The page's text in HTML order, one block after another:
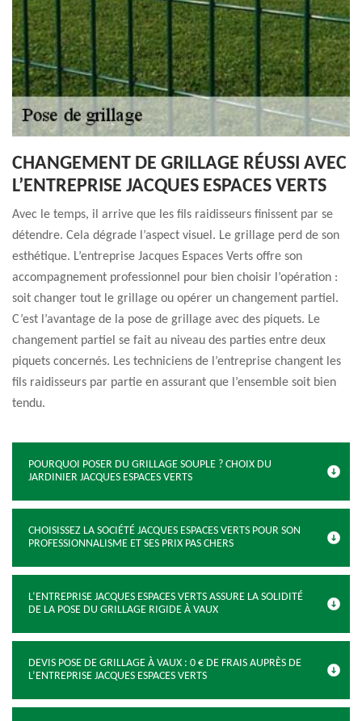
CHANGEMENT DE GRILLAGE RÉUSSI AVEC
L’ENTREPRISE JACQUES ESPACES VERTS
Avec le temps, il arrive que les fils raidisseurs finissent par se
détendre. Cela dégrade l’aspect visuel. Le grillage perd de son
esthétique. L’entreprise Jacques Espaces Verts offre son
accompagnement professionnel pour bien choisir l’opération :
soit changer tout le grillage ou opérer un changement partiel.
C’est l’avantage de la pose de grillage avec des piquets. Le
changement partiel se fait au niveau des parties entre deux
piquets concernés. Les techniciens de l’entreprise changent les
fils raidisseurs par partie en assurant que l’ensemble soit bien
tendu.
POURQUOI POSER DU GRILLAGE SOUPLE ? CHOIX DU
JARDINIER JACQUES ESPACES VERTS
CHOISISSEZ LA SOCIÉTÉ JACQUES ESPACES VERTS POUR SON
PROFESSIONNALISME ET SES PRIX PAS CHERS
L’ENTREPRISE JACQUES ESPACES VERTS ASSURE LA SOLIDITÉ
DE LA POSE DU GRILLAGE RIGIDE À VAUX
DEVIS POSE DE GRILLAGE À VAUX : 0 € DE FRAIS AUPRÈS DE
L’ENTREPRISE JACQUES ESPACES VERTS